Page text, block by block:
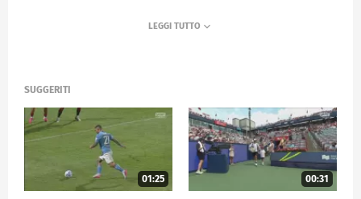
SPORTMEDIASET
SUGGERITI
01:25 00:31